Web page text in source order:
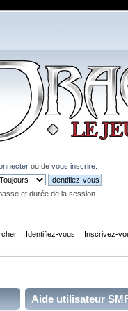
ou devous inscrire
et durée de la session
Identifiez-vous Inscrivez-
Aide utilisateur